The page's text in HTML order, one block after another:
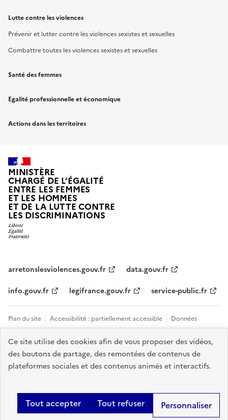
Ce site utilise des cookies afin de vous proposer des vidéos,
des boutons de partage, des remontées de contenus de
plateformes sociales et des contenus animés et interactifs.
Tout accepter Tout refuser Personnaliser
Lutte contre les violences
Prévenir et lutter contre les violences sexistes et sexuelles
Combattre toutes les violences sexistes et sexuelles
Santé des femmes
Egalité professionnelle et économique
Actions dans les territoires
MINISTÈRE
CHARGÉ DE L’ÉGALITÉ
ENTRE LES FEMMES
ET LES HOMMES
ET DE LA LUTTE CONTRE
LES DISCRIMINATIONS
arretonslesviolences.gouv.fr
data.gouv.fr
info.gouv.fr
legifrance.gouv.fr service-public.fr
Plan du site Accessibilité : partiellement accessible
Données
personnelles et cookies
Mentions légales
Tous les contacts et sites
utiles
Gestion des cookies